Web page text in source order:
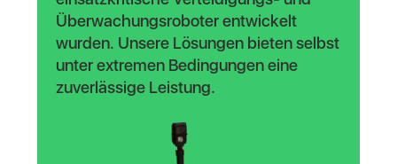
Überwachungsroboter entwickelt
wurden. Unsere Lösungen bieten selbst
unter extremen Bedingungen eine
zuverlässige Leistung.